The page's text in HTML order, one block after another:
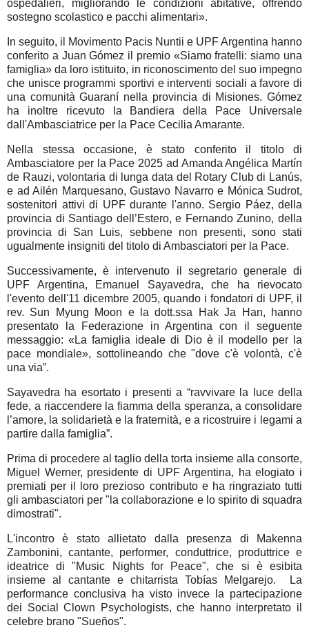
ospedalieri, migliorando le condizioni abitative, offrendo
sostegno scolastico e pacchi alimentari».
In seguito, il Movimento Pacis Nuntii e UPF Argentina hanno
conferito a Juan Gómez il premio «Siamo fratelli: siamo una
famiglia» da loro istituito, in riconoscimento del suo impegno
che unisce programmi sportivi e interventi sociali a favore di
una comunità Guaraní nella provincia di Misiones. Gómez
ha inoltre ricevuto la Bandiera della Pace Universale
dall'Ambasciatrice per la Pace Cecilia Amarante.
Nella stessa occasione, è stato conferito il titolo di
Ambasciatore per la Pace 2025 ad Amanda Angélica Martín
de Rauzi, volontaria di lunga data del Rotary Club di Lanús,
e ad Ailén Marquesano, Gustavo Navarro e Mónica Sudrot,
sostenitori attivi di UPF durante l'anno. Sergio Páez, della
provincia di Santiago dell’Estero, e Fernando Zunino, della
provincia di San Luis, sebbene non presenti, sono stati
ugualmente insigniti del titolo di Ambasciatori per la Pace.
Successivamente, è intervenuto il segretario generale di
UPF Argentina, Emanuel Sayavedra, che ha rievocato
l'evento dell'11 dicembre 2005, quando i fondatori di UPF, il
rev. Sun Myung Moon e la dott.ssa Hak Ja Han, hanno
presentato la Federazione in Argentina con il seguente
messaggio: «La famiglia ideale di Dio è il modello per la
pace mondiale», sottolineando che "dove c'è volontà, c'è
una via”.
Sayavedra ha esortato i presenti a “ravvivare la luce della
fede, a riaccendere la fiamma della speranza, a consolidare
l’amore, la solidarietà e la fraternità, e a ricostruire i legami a
partire dalla famiglia”.
Prima di procedere al taglio della torta insieme alla consorte,
Miguel Werner, presidente di UPF Argentina, ha elogiato i
premiati per il loro prezioso contributo e ha ringraziato tutti
gli ambasciatori per "la collaborazione e lo spirito di squadra
dimostrati".
L'incontro è stato allietato dalla presenza di Makenna
Zambonini, cantante, performer, conduttrice, produttrice e
ideatrice di "Music Nights for Peace", che si è esibita
insieme al cantante e chitarrista Tobías Melgarejo. La
performance conclusiva ha visto invece la partecipazione
dei Social Clown Psychologists, che hanno interpretato il
celebre brano "Sueños".